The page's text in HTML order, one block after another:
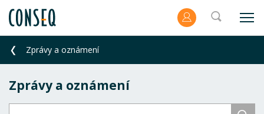
Zprávy a oznámení
Zprávy a oznámení